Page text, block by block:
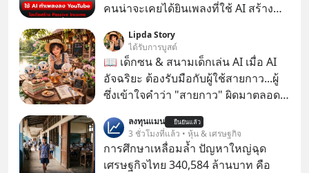
คนน่าจะเคยได้ยินเพลงที่ใช้ AI สร้าง
รู้ตัวเรา” จากช่องชื่อว่า UNHEARD
MUSIC ที่ตอนนี้มียอดรับชมกว่า 26
ล้านครั้งแล้ว
Lipda Story
ได้รับการบูสต์
📖 เด็กซน & สนามเด็กเล่น AI เมื่อ AI
อัจฉริยะ ต้องรับมือกับผู้ใช้สายกาว...ผู้
ซึ่งเข้าใจคำว่า "สายกาว" ผิดมาตลอด
ลงทุนแมน ยืนยันแล้ว
3 ชั่วโมงที่แล้ว • หุ้น & เศรษฐกิจ
การศึกษาเหลื่อมล้ำ ปัญหาใหญ่ฉุด
เศรษฐกิจไทย 340,584 ล้านบาท คือ